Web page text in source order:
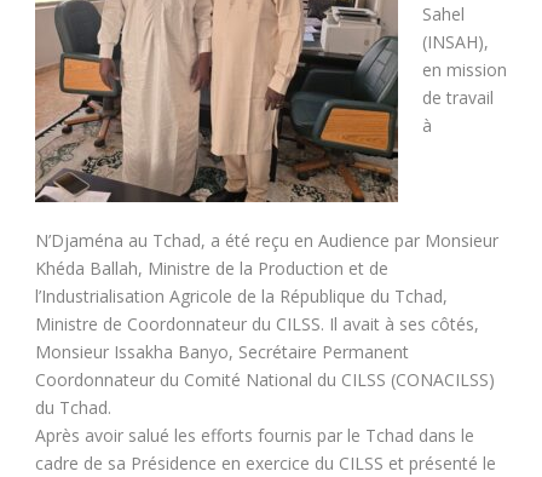
Sahel
(INSAH),
en mission
de travail
à
N’Djaména au Tchad, a été reçu en Audience par Monsieur
Khéda Ballah, Ministre de la Production et de
l’Industrialisation Agricole de la République du Tchad,
Ministre de Coordonnateur du CILSS. Il avait à ses côtés,
Monsieur Issakha Banyo, Secrétaire Permanent
Coordonnateur du Comité National du CILSS (CONACILSS)
du Tchad.
Après avoir salué les efforts fournis par le Tchad dans le
cadre de sa Présidence en exercice du CILSS et présenté le